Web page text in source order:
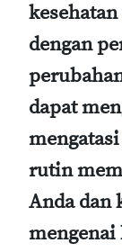
dengan
dapat
rutin
Anda dan
mengenai